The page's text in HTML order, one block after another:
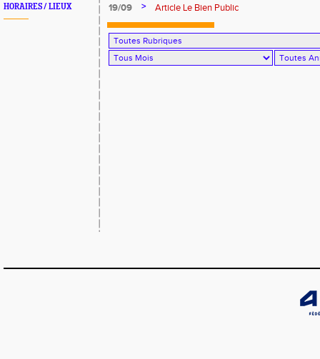
HORAIRES / LIEUX
19/09
> Article Le Bien Public